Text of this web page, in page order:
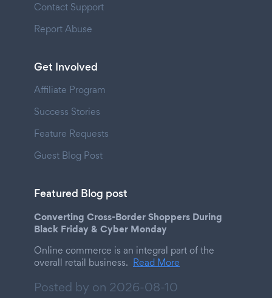
Contact Support
Report Abuse
Get Involved
Affiliate Program
Success Stories
Feature Requests
Guest Blog Post
Featured Blog post
Converting Cross-Border Shoppers During
Black Friday & Cyber Monday
Online commerce is an integral part of the
overall retail business. Read More
Posted by on 2026-08-10